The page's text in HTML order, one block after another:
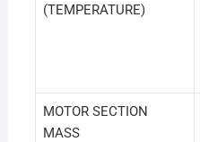
(TEMPERATURE)
MOTOR SECTION
MASS